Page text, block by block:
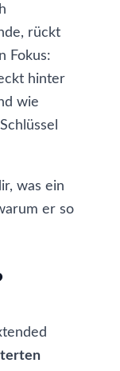
rückt
Fokus:
hinter
wie
was ein
er so